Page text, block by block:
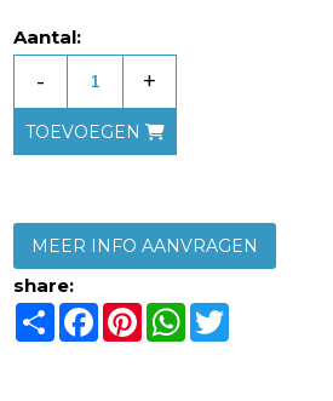
Aantal:
- +
TOEVOEGEN
MEER INFO AANVRAGEN
share:
ShareFacebook
PinterestWhatsApp